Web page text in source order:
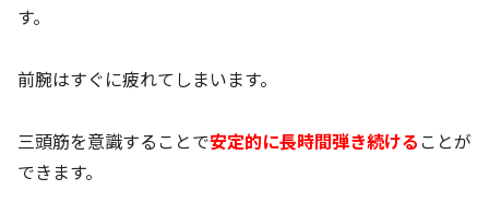
す。
前腕はすぐに疲れてしまいます。
三頭筋を意識することで安定的に長時間弾き続ける ことが
できます。